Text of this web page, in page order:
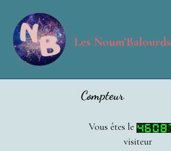
Les Noum'Balourds
Compteur
Vous êtes le
visiteur